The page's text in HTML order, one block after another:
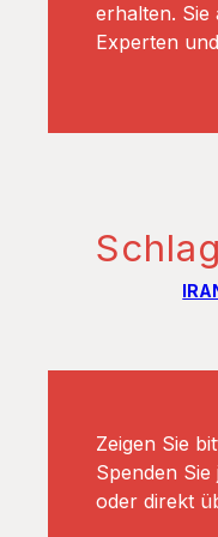
erhalten. Sie
Experten
Zeigen Sie
Spenden
oder direkt